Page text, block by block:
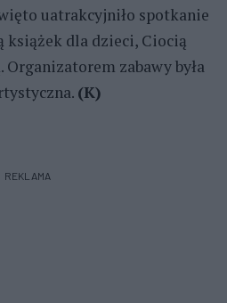
uatrakcyjniło spotkanie
książek dla dzieci, Ciocią
Organizatorem zabawy była
(K)
REKLAMA